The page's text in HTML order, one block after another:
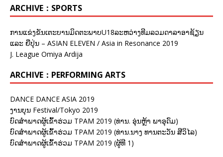
ARCHIVE：SPORTS
ການແຂ່ງຂັນເຕະບານມິດຕະພາບU18ລະຫວ່າງທີມລວມດາລາອາຊ້ຽນ
ແລະ ຍີ່ປຸ່ນ – ASIAN ELEVEN / Asia in Resonance 2019
J. League Omiya Ardija
ARCHIVE：PERFORMING ARTS
DANCE DANCE ASIA 2019
ງານບຸນ Festival/Tokyo 2019
ບົດສຳພາດຜູ້ເຂົ້າຮ່ວມ TPAM 2019 (ທ່ານ. ອຸ່ນຫຼ້າ ພາອຸດົມ)
ບົດສຳພາດຜູ້ເຂົ້າຮ່ວມ TPAM 2019 (ທ່ານ.ນາງ ທານຕະວັນ ສີວິໄລ)
ບົດສຳພາດຜູ້ເຂົ້າຮ່ວມ TPAM 2019 (ຜູ້ທີ 1)